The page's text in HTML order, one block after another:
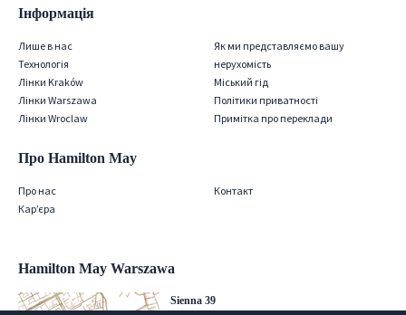
Інформація
Лише в нас
Технологія
Лінки Kraków
Лінки Warszawa
Лінки Wroclaw
Як ми представляємо вашу
нерухомість
Міський гід
Політики приватності
Примітка про переклади
Про Hamilton May
Про нас
Кар’єра
Контакт
Hamilton May Warszawa
Sienna 39